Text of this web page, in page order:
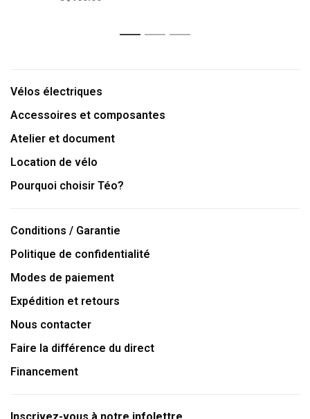
1 2 3
Vélos électriques
Accessoires et composantes
Atelier et document
Location de vélo
Pourquoi choisir Téo?
Conditions / Garantie
Politique de confidentialité
Modes de paiement
Expédition et retours
Nous contacter
Faire la différence du direct
Financement
Inscrivez-vous à notre infolettre